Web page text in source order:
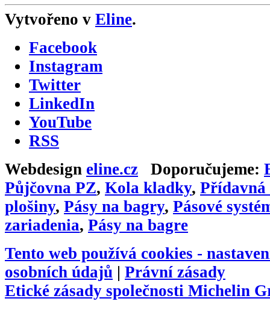
Vytvořeno v Eline.
Facebook
Instagram
Twitter
LinkedIn
YouTube
RSS
Webdesign eline.cz Doporučujeme:
Půjčovna PZ, Kola kladky, Přídavná
plošiny, Pásy na bagry, Pásové
zariadenia, Pásy na bagre
Tento web používá cookies -
osobních údajů | Právní zásady
Etické zásady společnosti Michelin